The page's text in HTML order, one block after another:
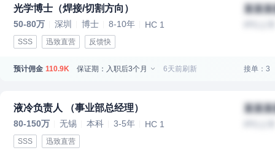
光学博士（焊接/切割方向）
50-80万 深圳 博士 8-10年 HC 1
SSS 迅致直营 反馈快
某某
预计佣金 110.9K 保证期：入职后3个月 6天前刷新 接单：3
液冷负责人 （事业部总经理）
80-150万 无锡 本科 3-5年 HC 1
SSS 迅致直营
某某